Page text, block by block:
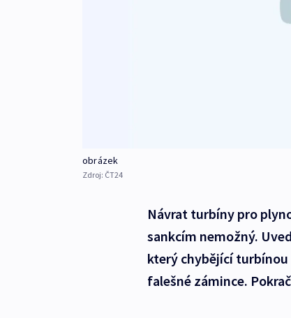
obrázek
Zdroj: ČT24
Návrat turbíny pro
sankcím nemožný.
který chybějící
falešné zámince.